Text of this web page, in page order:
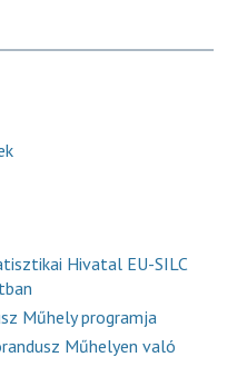
Hivatal EU-SILC
Műhely programja
Műhelyen való